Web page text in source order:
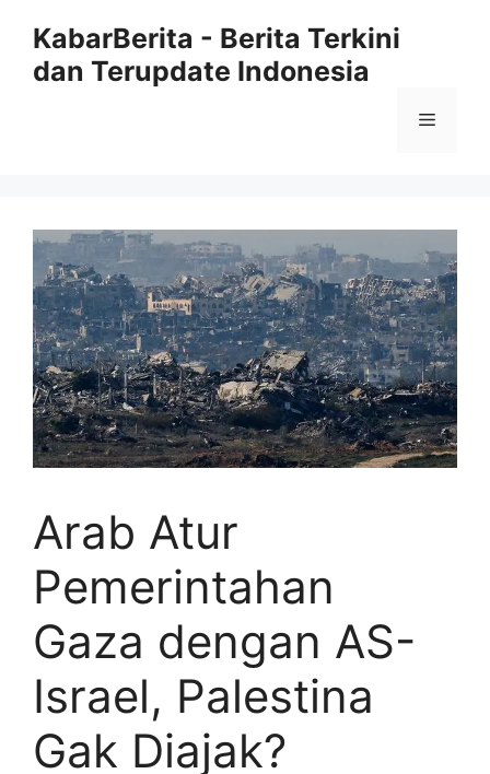
KabarBerita - Berita Terkini
dan Terupdate Indonesia
Menu
Arab Atur
Pemerintahan
Gaza dengan AS-
Israel, Palestina
Gak Diajak?